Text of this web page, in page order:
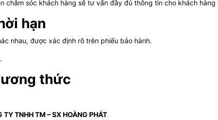
chăm sóc khách hàng sẽ tư vấn đầy đủ thông tin cho khách
hạn
nhau, được xác định rõ trên phiếu bảo hành.
thức
TY TNHH TM – SX HOÀNG PHÁT